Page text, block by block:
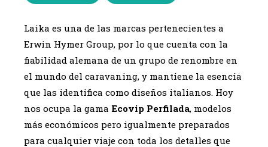
Laika es una de las marcas pertenecientes a
Erwin Hymer Group, por lo que cuenta con la
fiabilidad alemana de un grupo de renombre en
el mundo del caravaning, y mantiene la esencia
que las identifica como diseños italianos. Hoy
nos ocupa la gama Ecovip Perfilada, modelos
más económicos pero igualmente preparados
para cualquier viaje con toda los detalles que